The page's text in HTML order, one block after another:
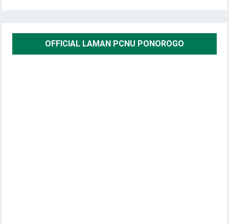
OFFICIAL LAMAN PCNU PONOROGO